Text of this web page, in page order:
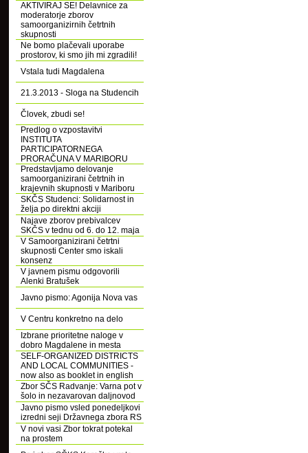
AKTIVIRAJ SE! Delavnice za
moderatorje zborov
samoorganizirnih četrtnih
skupnosti
Ne bomo plačevali uporabe
prostorov, ki smo jih mi zgradili!
Vstala tudi Magdalena
21.3.2013 - Sloga na Studencih
Človek, zbudi se!
Predlog o vzpostavitvi
INSTITUTA
PARTICIPATORNEGA
PRORAČUNA V MARIBORU
Predstavljamo delovanje
samoorganizirani četrtnih in
krajevnih skupnosti v Mariboru
SKČS Studenci: Solidarnost in
želja po direktni akciji
Najave zborov prebivalcev
SKČS v tednu od 6. do 12. maja
V Samoorganizirani četrtni
skupnosti Center smo iskali
konsenz
V javnem pismu odgovorili
Alenki Bratušek
Javno pismo: Agonija Nova vas
V Centru konkretno na delo
Izbrane prioritetne naloge v
dobro Magdalene in mesta
SELF-ORGANIZED DISTRICTS
AND LOCAL COMMUNITIES -
now also as booklet in english
Zbor SČS Radvanje: Varna pot v
šolo in nezavarovan daljnovod
Javno pismo vsled ponedeljkovi
izredni seji Državnega zbora RS
V novi vasi Zbor tokrat potekal
na prostem